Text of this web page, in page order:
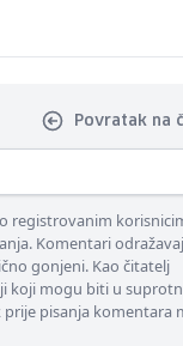
Povratak na
registrovanim
Komentari
gonjeni. Kao čitatelj
koji mogu biti u
pisanja komentara